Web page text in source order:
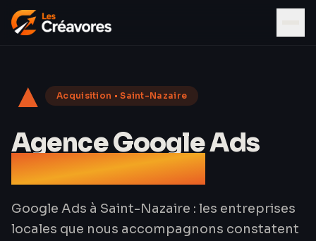
▲ Acquisition •Saint-Nazaire
Agence Google Ads
à Saint-Nazaire
Google Ads à Saint-Nazaire : les entreprises
locales que nous accompagnons constatent